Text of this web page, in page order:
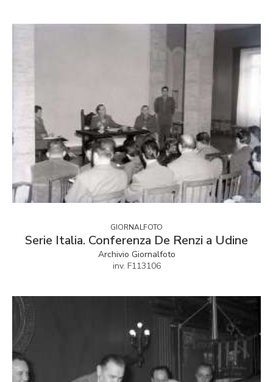
GIORNALFOTO
Serie Italia. Conferenza De Renzi a Udine
Archivio Giornalfoto
inv. F113106